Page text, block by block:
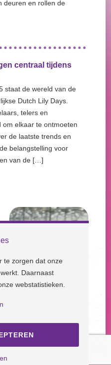
deuren en rollen de
centraal tijdens
staat de wereld van de
Dutch Lily Days.
telers en
om elkaar te ontmoeten
de laatste trends en
belangstelling voor
van de […]
and stay tuned!
Projectorganisatie
te zorgen dat onze
Daarnaast
webstatistieken.